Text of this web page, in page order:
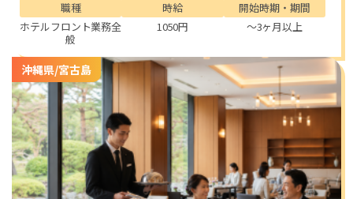
職種
ホテルフロント業務全
般
時給
1050円
開始時期・期間
～3ヶ月以上
沖縄県/宮古島